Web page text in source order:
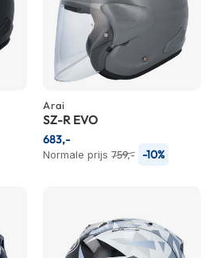
Arai
SZ-R EVO
Normale prijs 759,- -10%
683,-